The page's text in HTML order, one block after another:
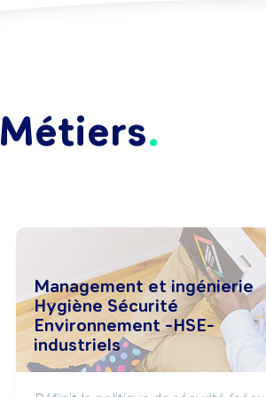
Métiers
Management et ingénierie
Hygiène Sécurité
Environnement -HSE-
industriels